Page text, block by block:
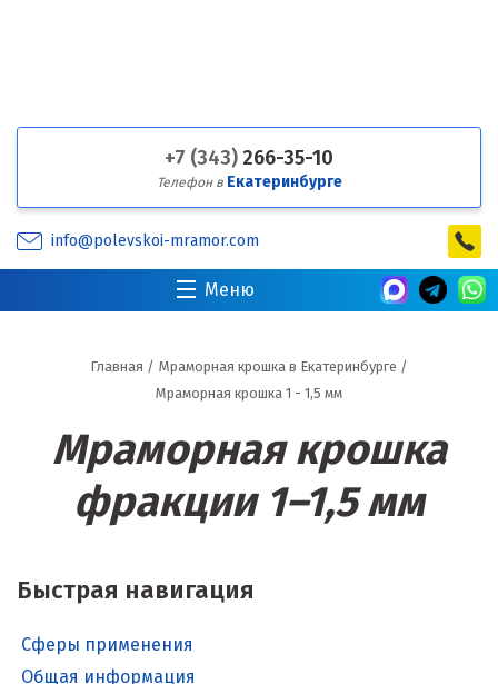
+7 (343) 266-35-10
Телефон в Екатеринбурге
info@polevskoi-mramor.com
Меню
Главная / Мраморная крошка в Екатеринбурге /
Мраморная крошка 1 - 1,5 мм
Мраморная крошка
фракции 1–1,5 мм
Быстрая навигация
Сферы применения
Общая информация